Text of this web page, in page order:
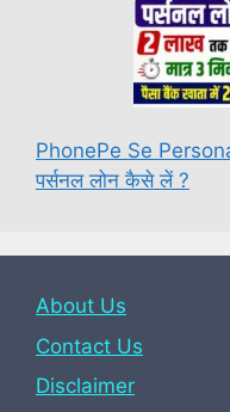
PhonePe Se
पर्सनल लोन कैसे लें ?
About Us
Contact Us
Disclaimer